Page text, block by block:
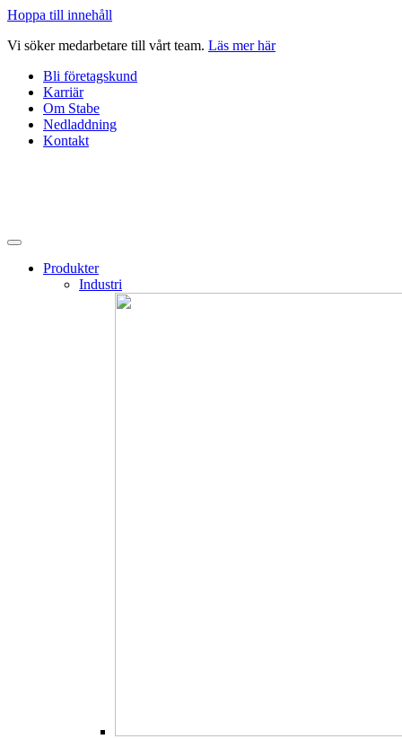
Hoppa till innehåll
Vi söker medarbetare till vårt team. Läs mer här
Bli företagskund
Karriär
Om Stabe
Nedladdning
Kontakt
Produkter
Industri